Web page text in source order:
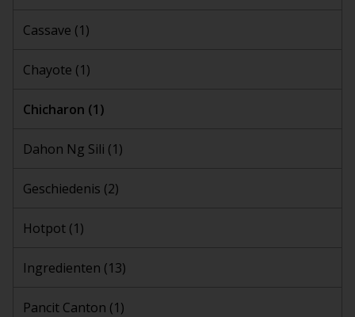
Cassave (1)
Chayote (1)
Chicharon (1)
Dahon Ng Sili (1)
Geschiedenis (2)
Hotpot (1)
Ingredienten (13)
Pancit Canton (1)